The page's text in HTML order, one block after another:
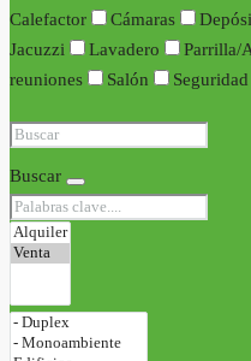
Calefactor
Cámaras
Jacuzzi
Lavadero Parrilla/
reuniones
Salón Seguridad
Buscar